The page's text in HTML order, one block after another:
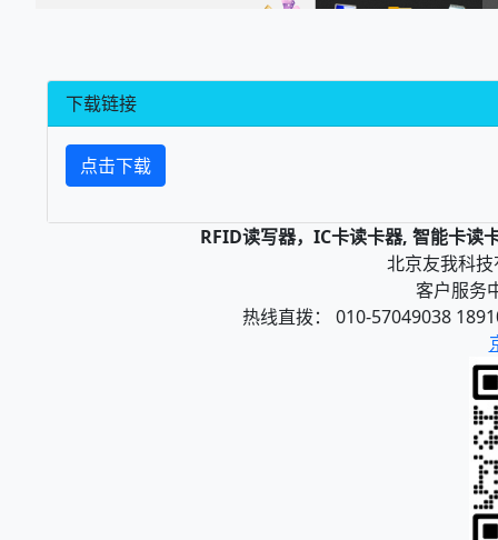
下载链接
点击下载
RFID读写器，IC卡读卡器, 智能卡读
北京友我科
客户服务
热线直拨： 010-57049038